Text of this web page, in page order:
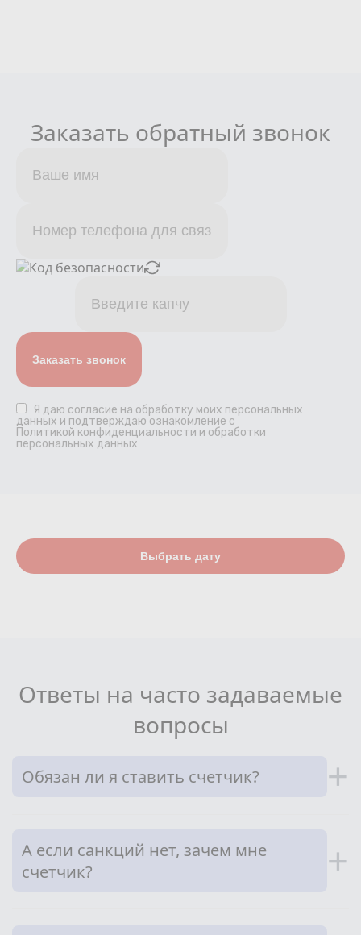
Заказать обратный звонок
Я даю согласие на обработку моих персональных
данных и подтверждаю ознакомление с
Политикой конфиденциальности и обработки
персональных данных
Выбрать дату
Ответы на часто задаваемые
вопросы
Обязан ли я ставить счетчик? +
А если санкций нет, зачем мне
счетчик?
+